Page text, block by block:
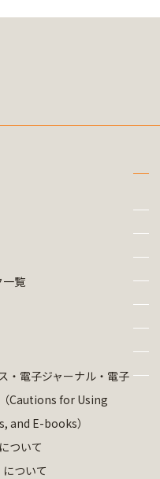
一覧
・電子ジャーナル・電子
Cautions for Using
and E-books）
ついて
について